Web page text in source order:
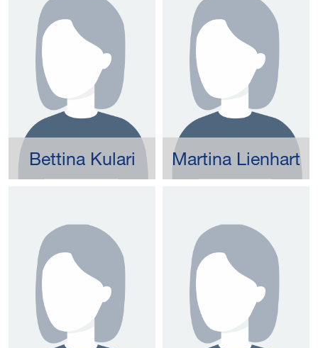
Bettina Kulari Martina Lienhart